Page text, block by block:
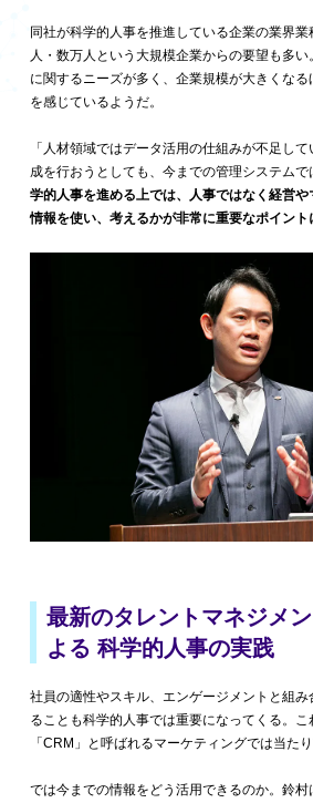
同社が科学的人事を推進している企業の業界
人・数万人という大規模企業からの要望も多
に関するニーズが多く、企業規模が大きくな
を感じているようだ。
「人材領域ではデータ活用の仕組みが不足し
成を行おうとしても、今までの管理システムで
学的人事を進める上では、人事ではなく経営
情報を使い、考えるかが非常に重要なポイント
最新のタレントマネジメ
よる 科学的人事の実践
社員の適性やスキル、エンゲージメントと組
ることも科学的人事では重要になってくる。こ
「CRM」と呼ばれるマーケティングでは当たり
では今までの情報をどう活用できるのか。鈴村